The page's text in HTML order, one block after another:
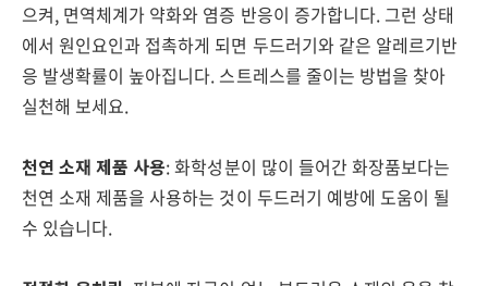
으켜, 면역체계가 약화와 염증 반응이 증가합니다. 그런 상태
에서 원인요인과 접촉하게 되면 두드러기와 같은 알레르기반
응 발생확률이 높아집니다. 스트레스를 줄이는 방법을 찾아
실천해 보세요.
천연 소재 제품 사용: 화학성분이 많이 들어간 화장품보다는
천연 소재 제품을 사용하는 것이 두드러기 예방에 도움이 될
수 있습니다.